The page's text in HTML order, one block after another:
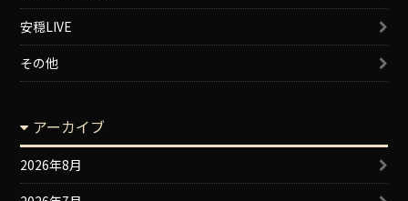
安穏LIVE
その他
アーカイブ
2026年8月